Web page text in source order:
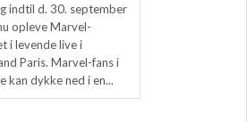
indtil d. 30. september
opleve Marvel-
i levende live i
Paris. Marvel-fans i
kan dykke ned i en...